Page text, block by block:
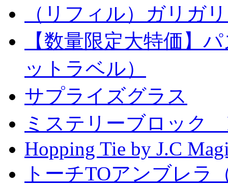
（リフィル）ガリガ
【数量限定大特価】
ットラベル）
サプライズグラス
ミステリーブロック
Hopping Tie by J.C
トーチTOアンブレラ